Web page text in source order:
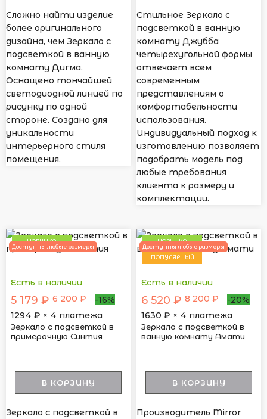
Сложно найти изделие
более оригинального
дизайна, чем Зеркало с
подсветкой в ванную
комнату Дигма.
Оснащено тончайшей
светодиодной линией по
рисунку по одной
стороне. Создано для
уникальности
интерьерного стиля
помещения.
Стильное Зеркало с
подсветкой в ванную
комнату Джубба
четырехугольной формы
отвечает всем
современным
представлениям о
комфортабельности
использования.
Индивидуальный подход к
изготовлению позволяет
подобрать модель под
любые требования
клиента к размеру и
комплектации.
НОВИНКА
Доступны любые размеры
Есть в наличии
5 179 ₽ 6 200 ₽
-16%
1294 ₽ × 4 платежа
Зеркало с подсветкой в
примерочную Синтия
В КОРЗИНУ
Зеркало с подсветкой в
НОВИНКА
ПОПУЛЯРНЫЙ
Доступны любые размеры
Есть в наличии
6 520 ₽ 8 200 ₽
-20%
1630 ₽ × 4 платежа
Зеркало с подсветкой в
ванную комнату Амати
В КОРЗИНУ
Производитель Mirror